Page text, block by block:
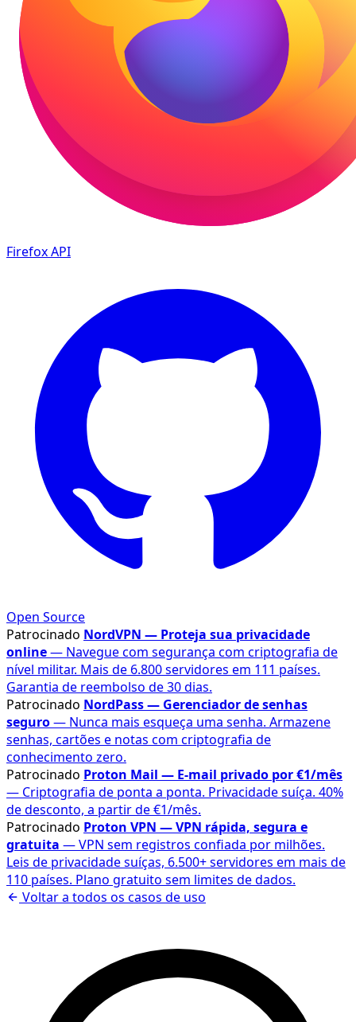
FirefoxAPI
Open Source
Patrocinado NordVPN — Proteja sua privacidade
online— Navegue com segurança com criptografia de
nível militar. Mais de 6.800 servidores em 111 países.
Garantia de reembolso de 30 dias.
Patrocinado NordPass — Gerenciador de senhas
seguro— Nunca mais esqueça uma senha. Armazene
senhas, cartões e notas com criptografia de
conhecimento zero.
Patrocinado Proton Mail — E-mail privado por €1/mês
— Criptografia de ponta a ponta. Privacidade suíça. 40%
de desconto, a partir de €1/mês.
Patrocinado Proton VPN — VPN rápida, segura e
gratuita — VPN sem registros confiada por milhões.
Leis de privacidade suíças, 6.500+ servidores em mais de
110 países. Plano gratuito sem limites de dados.
Voltar a todos os casos de uso